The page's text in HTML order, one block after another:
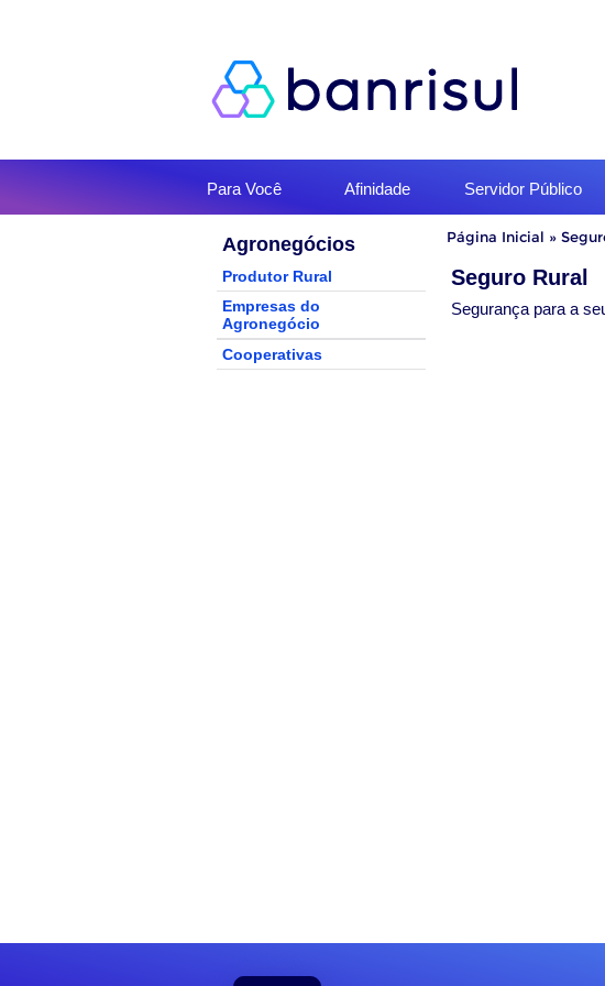
do
menu
Para Você Afinidade Servidor Público
Agronegócios
Produtor Rural
Empresas do
Agronegócio
Cooperativas
Início
Página Inicial »
Seguro Rural
Segurança para a